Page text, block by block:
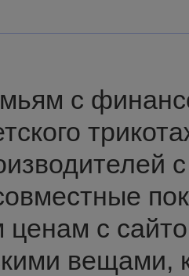
с
ценам с
вещами,